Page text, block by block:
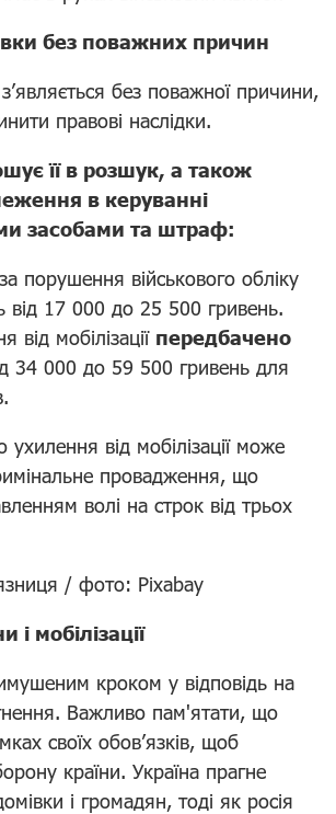
без поважних причин
без поважної причини,
правові наслідки.
її в розшук, а також
в керуванні
засобами та штраф:
за порушення військового обліку
від 17 000 до 25 500 гривень.
від мобілізації передбачено
34 000 до 59 500 гривень для
ухилення від мобілізації може
провадження, що
волі на строк від трьох
/ фото: Pixabay
і мобілізації
кроком у відповідь на
Важливо пам'ятати, що
своїх обов’язків, щоб
країни. Україна прагне
і громадян, тоді як росія